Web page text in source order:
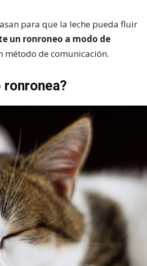
para que la leche pueda fluir
un ronroneo a modo de
método de comunicación.
ronronea?